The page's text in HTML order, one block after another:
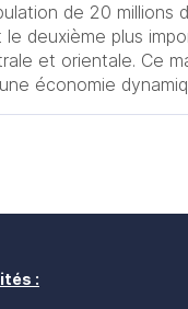
de 20 millions
le deuxième plus
et orientale. Ce
économie
résiliente : au sortir
françaises, aux
: